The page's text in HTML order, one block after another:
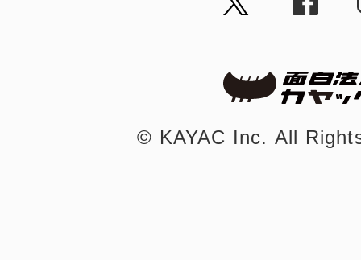
©︎ KAYAC Inc. All